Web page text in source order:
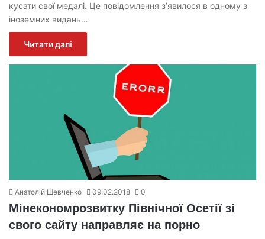
кусати свої медалі. Це повідомлення з’явилося в одному з
іноземних видань…
Читати далі
Анатолій Шевченко 09.02.2018 0
Мінекономрозвитку Північної Осетії зі
свого сайту направляє на порно